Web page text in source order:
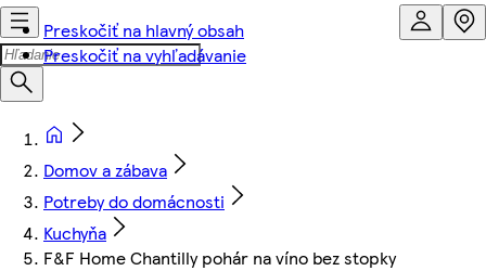
Preskočiť na hlavný obsah
Preskočiť na vyhľadávanie
Domov a zábava
Potreby do domácnosti
Kuchyňa
F&F Home Chantilly pohár na víno bez stopky